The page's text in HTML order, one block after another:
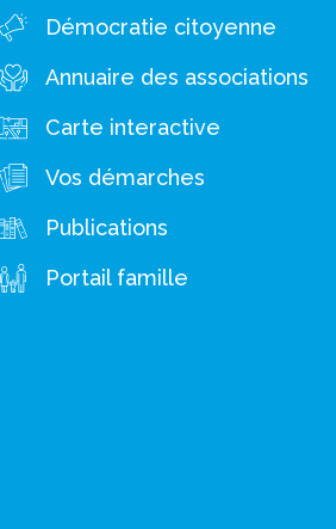
Démocratie citoyenne
Annuaire des associations
Carte interactive
Vos démarches
Publications
Portail famille